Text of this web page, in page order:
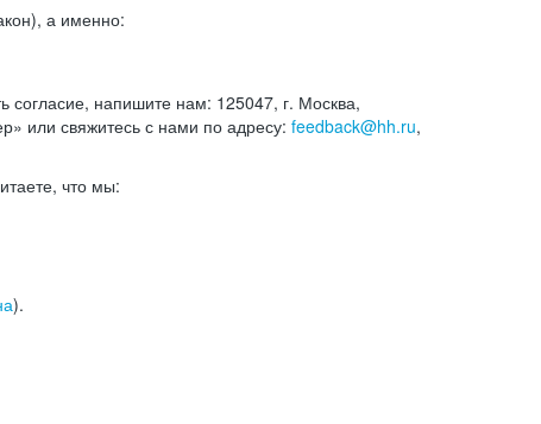
а именно:
согласие, напишите нам: 125047, г. Москва,
или свяжитесь с нами по адресу: feedback@hh.ru,
что мы:
).